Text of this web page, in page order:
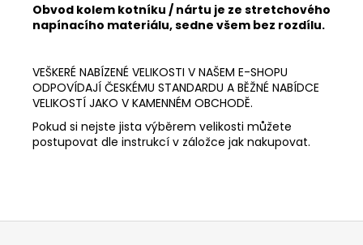
Obvod kolem kotníku / nártu je ze stretchového
napínacího materiálu, sedne všem bez rozdílu.
VEŠKERÉ NABÍZENÉ VELIKOSTI V NAŠEM E-SHOPU
ODPOVÍDAJÍ ČESKÉMU STANDARDU A BĚŽNÉ NABÍDCE
VELIKOSTÍ JAKO V KAMENNÉM OBCHODĚ.
Pokud si nejste jista výběrem velikosti můžete
postupovat dle instrukcí v záložce jak nakupovat.
Z